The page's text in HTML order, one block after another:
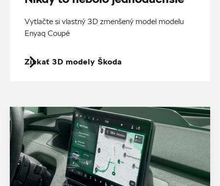
Vytlačte si vlastný 3D zmenšený model modelu
Enyaq Coupé
Získať 3D modely Škoda